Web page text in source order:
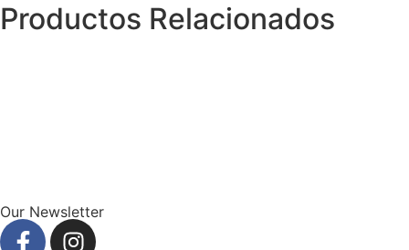
Productos Relacionados
Our Newsletter